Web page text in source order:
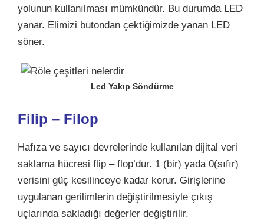
yolunun kullanılması mümkündür. Bu durumda LED
yanar. Elimizi butondan çektiğimizde yanan LED
söner.
Led Yakıp Söndürme
Filip – Filop
Hafıza ve sayıcı devrelerinde kullanılan dijital veri
saklama hücresi flip – flop’dur. 1 (bir) yada 0(sıfır)
verisini güç kesilinceye kadar korur. Girişlerine
uygulanan gerilimlerin değiştirilmesiyle çıkış
uçlarında sakladığı değerler değiştirilir.